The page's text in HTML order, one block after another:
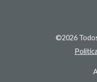
©2026